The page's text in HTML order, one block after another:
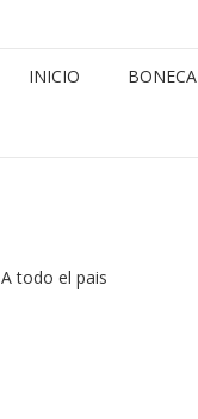
INICIO BONECA
A todo el pais